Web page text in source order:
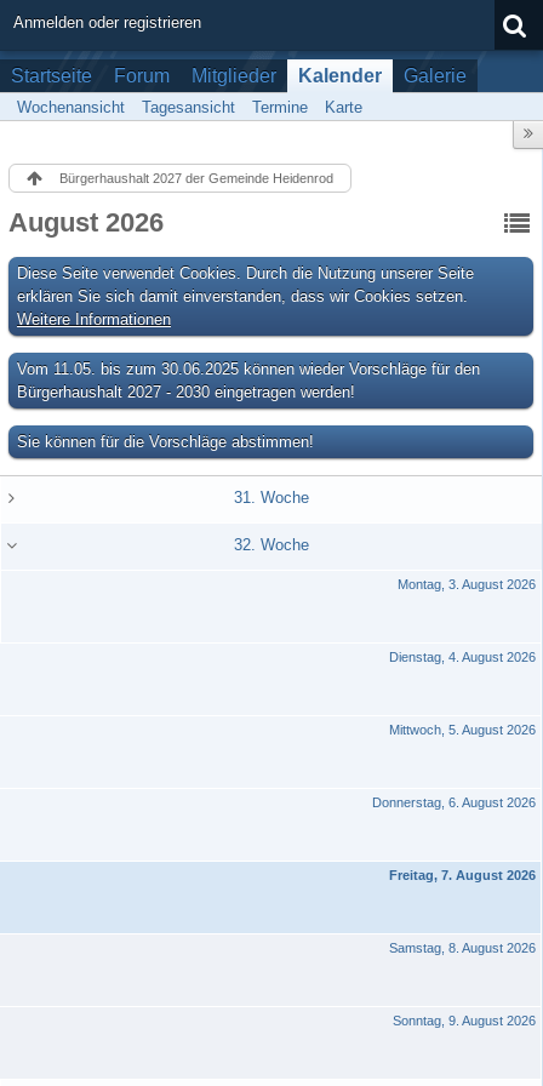
Anmelden oder registrieren
Startseite Forum Mitglieder Kalender Galerie
Wochenansicht Tagesansicht Termine Karte
Bürgerhaushalt 2027 der Gemeinde Heidenrod
August 2026
Diese Seite verwendet Cookies. Durch die Nutzung unserer Seite
erklären Sie sich damit einverstanden, dass wir Cookies setzen.
Weitere Informationen
Vom 11.05. bis zum 30.06.2025 können wieder Vorschläge für den
Bürgerhaushalt 2027 - 2030 eingetragen werden!
Sie können für die Vorschläge abstimmen!
31. Woche
32. Woche
Montag, 3. August 2026
Dienstag, 4. August 2026
Mittwoch, 5. August 2026
Donnerstag, 6. August 2026
Freitag, 7. August 2026
Samstag, 8. August 2026
Sonntag, 9. August 2026